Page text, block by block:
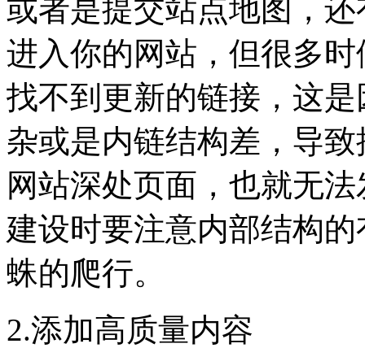
或者是提交站点地图，
进入你的网站，但很多
找不到更新的链接，这
杂或是内链结构差，导
网站深处页面，也就无
建设时要注意内部结构
蛛的爬行。
2.添加高质量内容